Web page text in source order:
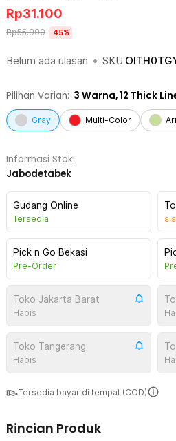
Belum ada ulasan • SKU
Rp31.100
Rp55.900 45%
Pilihan Varian: 3 Warna,12 Thick
Gray Multi-Color
Informasi Stok:
Jabodetabek
Gudang Online
Tersedia
Pick n Go Bekasi
Pre-Order
Toko Jakarta Barat
Habis
Toko Tangerang
Habis
Tersedia bayar di tempat (COD)
Rincian Produk